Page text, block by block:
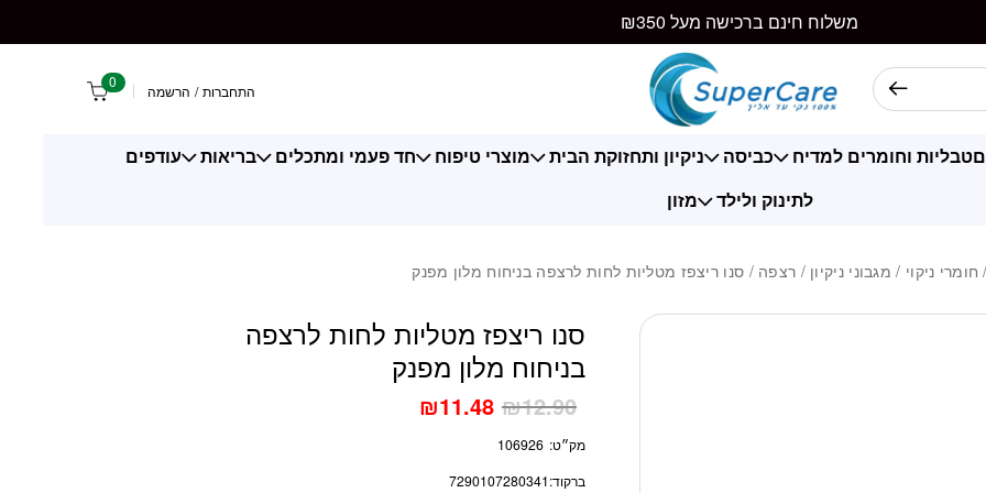
משלוח חינם ברכישה מעל ₪350
התחברות / הרשמה 0
טבליות וחומרים למדיח כביסה ניקיון ותחזוקת הבית מוצרי טיפוח חד פעמי ומתכלים בריאות
עודפים
לתינוק ולילד
מזון
חומרי ניקוי / מגבוני ניקיון / רצפה / סנו ריצפז מטליות לחות לרצפה בניחוח מלון מפנק
סנו ריצפז מטליות לחות לרצפה
בניחוח מלון מפנק
₪12.90
₪11.48
מק״ט: 106926
ברקוד:7290107280341